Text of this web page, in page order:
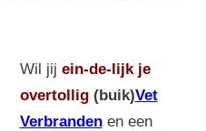
Wil jij ein-de-lijk je
overtollig(buik)Vet
Verbranden en een